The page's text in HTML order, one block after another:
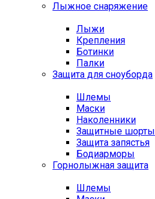
Лыжное снаряжение
Лыжи
Крепления
Ботинки
Палки
Защита для сноуборда
Шлемы
Маски
Наколенники
Защитные шорты
Защита запястья
Бодиарморы
Горнолыжная защита
Шлемы